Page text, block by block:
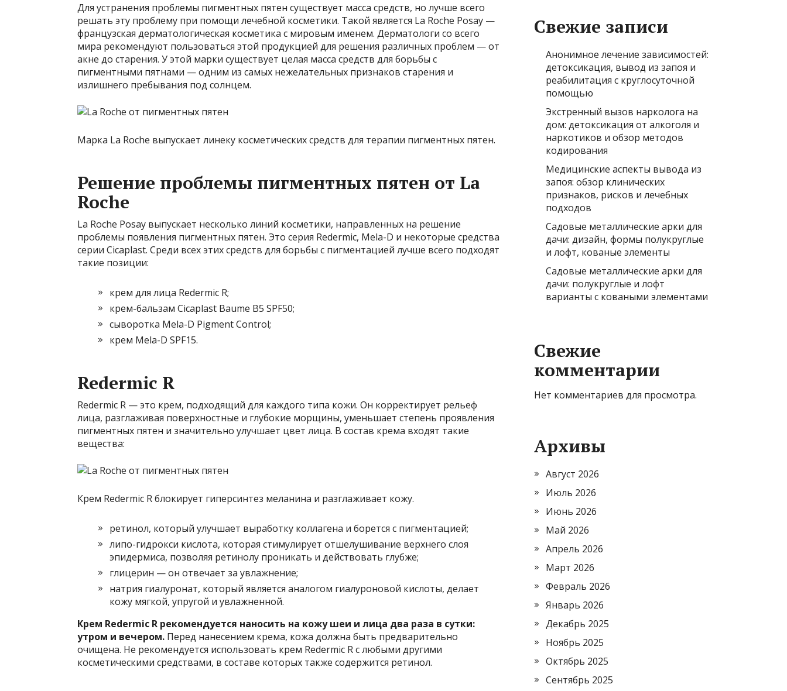
Для устранения проблемы пигментных пятен существует масса средств, но лучше всего
решать эту проблему при помощи лечебной косметики. Такой является La Roche Posay —
французская дерматологическая косметика с мировым именем. Дерматологи со всего
мира рекомендуют пользоваться этой продукцией для решения различных проблем — от
акне до старения. У этой марки существует целая масса средств для борьбы с
пигментными пятнами — одним из самых нежелательных признаков старения и
излишнего пребывания под солнцем.
Марка La Roche выпускает линеку косметических средств для терапии пигментных пятен.
Решение проблемы пигментных пятен от La
Roche
La Roche Posay выпускает несколько линий косметики, направленных на решение
проблемы появления пигментных пятен. Это серия Redermic, Mela-D и некоторые средства
серии Cicaplast. Среди всех этих средств для борьбы с пигментацией лучше всего подходят
такие позиции:
крем для лица Redermic R;
крем-бальзам Cicaplast Baume B5 SPF50;
сыворотка Mela-D Pigment Control;
крем Mela-D SPF15.
Redermic R
Redermic R — это крем, подходящий для каждого типа кожи. Он корректирует рельеф
лица, разглаживая поверхностные и глубокие морщины, уменьшает степень проявления
пигментных пятен и значительно улучшает цвет лица. В состав крема входят такие
вещества:
Крем Redermic R блокирует гиперсинтез меланина и разглаживает кожу.
ретинол, который улучшает выработку коллагена и борется с пигментацией;
липо-гидрокси кислота, которая стимулирует отшелушивание верхнего слоя
эпидермиса, позволяя ретинолу проникать и действовать глубже;
глицерин — он отвечает за увлажнение;
натрия гиалуронат, который является аналогом гиалуроновой кислоты, делает
кожу мягкой, упругой и увлажненной.
Крем Redermic R рекомендуется наносить на кожу шеи и лица два раза в сутки:
утром и вечером. Перед нанесением крема, кожа должна быть предварительно
очищена. Не рекомендуется использовать крем Redermic R с любыми другими
косметическими средствами, в составе которых также содержится ретинол.
Свежие записи
Анонимное лечение зависимостей:
детоксикация, вывод из запоя и
реабилитация с круглосуточной
помощью
Экстренный вызов нарколога на
дом: детоксикация от алкоголя и
наркотиков и обзор методов
кодирования
Медицинские аспекты вывода из
запоя: обзор клинических
признаков, рисков и лечебных
подходов
Садовые металлические арки для
дачи: дизайн, формы полукруглые
и лофт, кованые элементы
Садовые металлические арки для
дачи: полукруглые и лофт
варианты с коваными элементами
Свежие
комментарии
Нет комментариев для просмотра.
Архивы
Август 2026
Июль 2026
Июнь 2026
Май 2026
Апрель 2026
Март 2026
Февраль 2026
Январь 2026
Декабрь 2025
Ноябрь 2025
Октябрь 2025
Сентябрь 2025